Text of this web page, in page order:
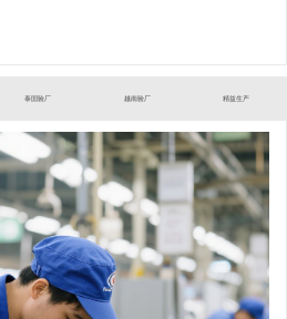
泰国验厂 越南验厂 精益生产